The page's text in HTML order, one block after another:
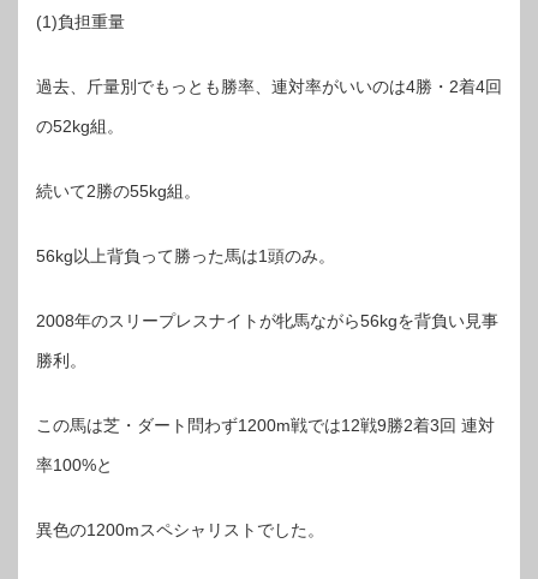
(1)負担重量
過去、斤量別でもっとも勝率、連対率がいいのは4勝・2着4回
の52kg組。
続いて2勝の55kg組。
56kg以上背負って勝った馬は1頭のみ。
2008年のスリープレスナイトが牝馬ながら56kgを背負い見事
勝利。
この馬は芝・ダート問わず1200m戦では12戦9勝2着3回 連対
率100%と
異色の1200mスペシャリストでした。